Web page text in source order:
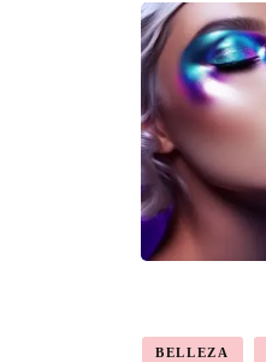
BELLEZA